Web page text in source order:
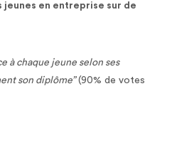
jeunes en entreprise sur de
à chaque jeune selon ses
son diplôme”(90% de votes